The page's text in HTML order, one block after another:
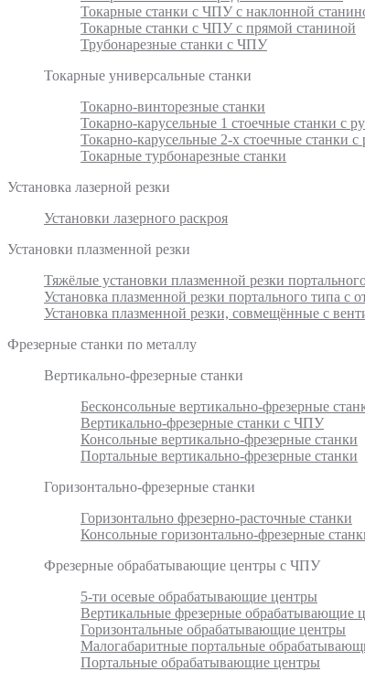
Токарные станки с ЧПУ с наклонной
Токарные станки с ЧПУ с прямой станиной
Трубонарезные станки с ЧПУ
Токарные универсальные станки
Токарно-винторезные станки
Токарно-карусельные 1 стоечные станки с
Токарно-карусельные 2-х стоечные станки
Токарные турбонарезные станки
Установка лазерной резки
Установки лазерного раскроя
Установки плазменной резки
Тяжёлые установки плазменной резки
Установка плазменной резки портального типа
Установка плазменной резки, совмещённые с
Фрезерные станки по металлу
Вертикально-фрезерные станки
Бесконсольные вертикально-фрезерные
Вертикально-фрезерные станки с ЧПУ
Консольные вертикально-фрезерные станки
Портальные вертикально-фрезерные станки
Горизонтально-фрезерные станки
Горизонтально фрезерно-расточные станки
Консольные горизонтально-фрезерные
Фрезерные обрабатывающие центры с ЧПУ
5-ти осевые обрабатывающие центры
Вертикальные фрезерные обрабатывающие
Горизонтальные обрабатывающие центры
Малогабаритные портальные
Портальные обрабатывающие центры